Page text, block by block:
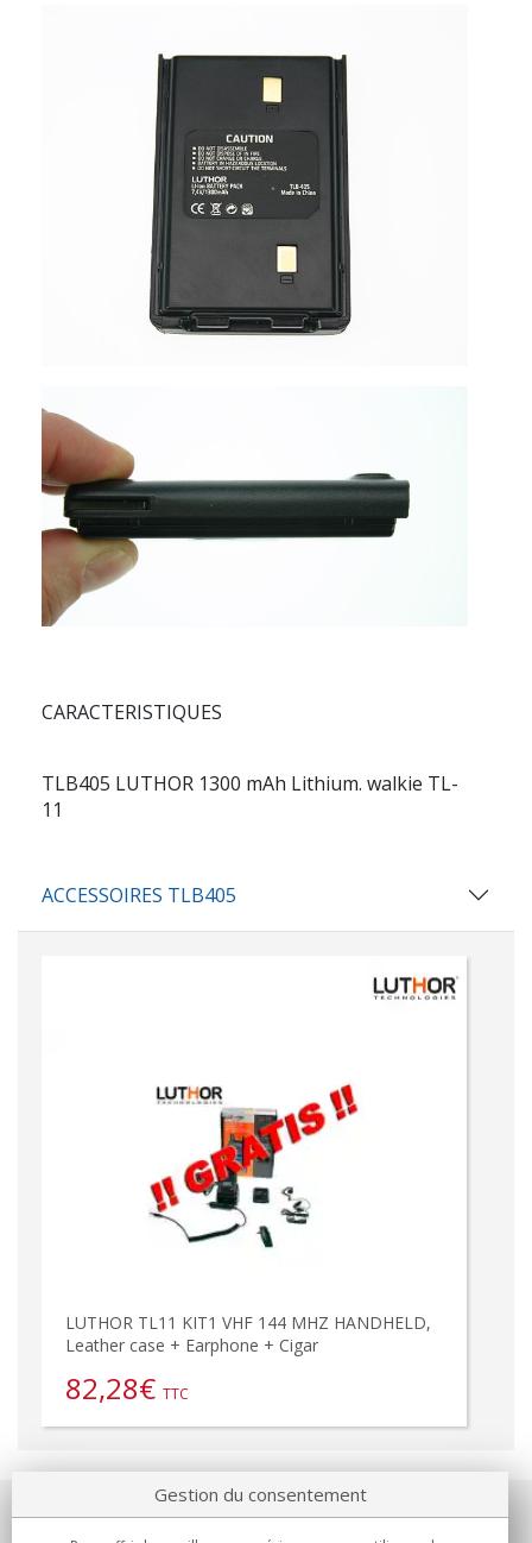
CARACTERISTIQUES
TLB405 LUTHOR 1300 mAh Lithium. walkie TL-
11
ACCESSOIRES TLB405
LUTHOR TL11 KIT1 VHF 144 MHZ HANDHELD,
Leather case + Earphone + Cigar
82,28€ TTC
Gestion du consentement